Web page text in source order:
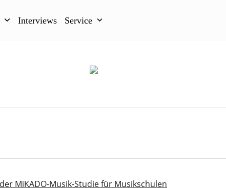
Interviews Service